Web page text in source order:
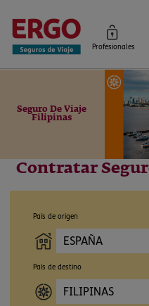
Profesionales
Más Seguros
Siniestros e Instrucciones
Seguro De Viaje
Filipinas
Contratar
País de origen
País de destino